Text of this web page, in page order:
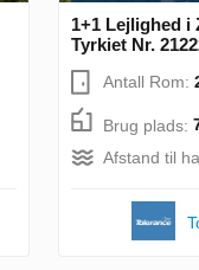
1+1 Lejlighed i
Tyrkiet Nr.
Antall Rom:
Brug plads:
Afstand til